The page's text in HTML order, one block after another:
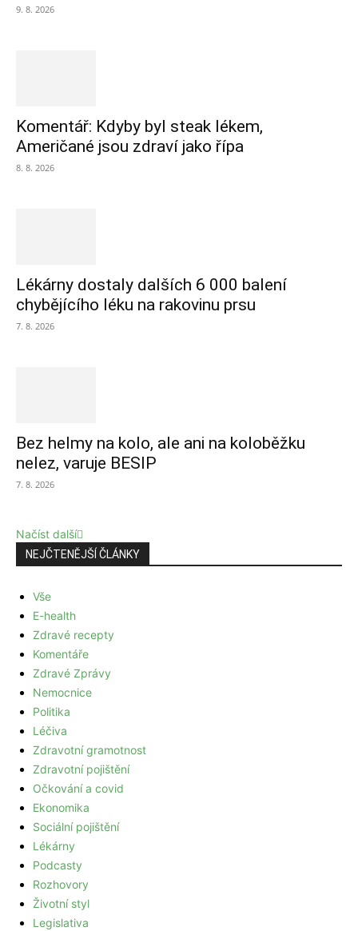
9. 8. 2026
Komentář: Kdyby byl steak lékem,
Američané jsou zdraví jako řípa
8. 8. 2026
Lékárny dostaly dalších 6 000 balení
chybějícího léku na rakovinu prsu
7. 8. 2026
Bez helmy na kolo, ale ani na koloběžku
nelez, varuje BESIP
7. 8. 2026
Načíst další
NEJČTENĚJŠÍ ČLÁNKY
Vše
E-health
Zdravé recepty
Komentáře
Zdravé Zprávy
Nemocnice
Politika
Léčiva
Zdravotní gramotnost
Zdravotní pojištění
Očkování a covid
Ekonomika
Sociální pojištění
Lékárny
Podcasty
Rozhovory
Životní styl
Legislativa